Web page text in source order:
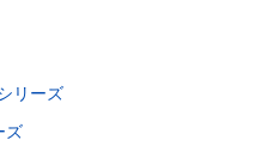
リーズ
ズ